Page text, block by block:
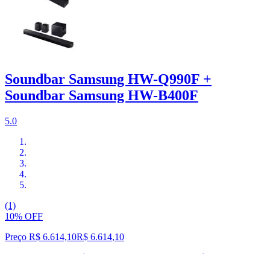
Soundbar Samsung HW-Q990F +
Soundbar Samsung HW-B400F
5.0
(1)
10% OFF
Preço R$ 6.614,10R$ 6.614,10